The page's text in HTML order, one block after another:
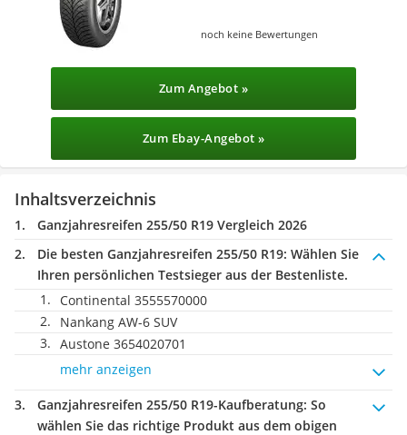
noch keine Bewertungen
Zum Angebot »
Zum Ebay-Angebot »
Inhaltsverzeichnis
Ganzjahresreifen 255/50 R19 Vergleich 2026
Die besten Ganzjahresreifen 255/50 R19: Wählen Sie
Ihren persönlichen Testsieger aus der Bestenliste.
Continental 3555570000
Nankang AW-6 SUV
Austone 3654020701
mehr anzeigen
Ganzjahresreifen 255/50 R19-Kaufberatung: So
wählen Sie das richtige Produkt aus dem obigen